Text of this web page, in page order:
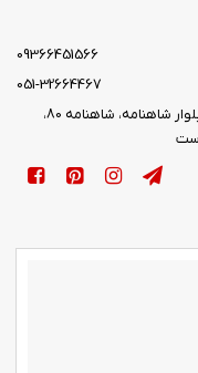
09366451566
051-32664467
مشهد، بزرگراه پیامبر اعظم، بلوار شاهنامه، شاهنامه 80،